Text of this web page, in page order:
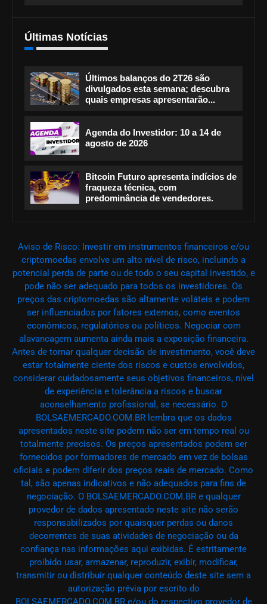
Últimas Notícias
Últimos balanços do 2T26 são
divulgados esta semana; descubra
quais empresas apresentarão...
Agenda do Investidor: 10 a 14 de
agosto de 2026
Bitcoin Futuro apresenta indícios de
fraqueza técnica, com
predominância de vendedores.
Aviso de Risco: Investir em instrumentos financeiros e/ou
criptomoedas envolve um alto nível de risco, incluindo a
potencial perda de parte ou de todo o seu capital investido, e
pode não ser adequado para todos os investidores. Os
preços das criptomoedas são altamente voláteis e podem
ser influenciados por fatores externos, como eventos
econômicos, regulatórios ou políticos. Negociar com
alavancagem aumenta ainda mais a exposição financeira.
Antes de tomar qualquer decisão de investimento, você deve
estar totalmente ciente dos riscos e custos envolvidos,
considerar cuidadosamente seus objetivos financeiros, nível
de experiência e tolerância a riscos e buscar
aconselhamento profissional, se necessário. O
BOLSAEMERCADO.COM.BR lembra que os dados
apresentados neste site podem não ser em tempo real ou
totalmente precisos. Os preços apresentados podem ser
fornecidos por formadores de mercado em vez de bolsas
oficiais e podem diferir dos preços reais de mercado. Como
tal, são apenas indicativos e não adequados para fins de
negociação. O BOLSAEMERCADO.COM.BR e qualquer
provedor de dados apresentado neste site não serão
responsabilizados por quaisquer perdas ou danos
decorrentes de suas atividades de negociação ou da
confiança nas informações aqui exibidas. É estritamente
proibido usar, armazenar, reproduzir, exibir, modificar,
transmitir ou distribuir qualquer conteúdo deste site sem a
autorização prévia por escrito do
BOLSAEMERCADO.COM.BR e/ou do respectivo provedor de